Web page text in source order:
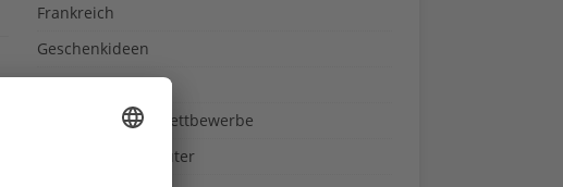
Frankreich
Geschenkideen
Gewinnspiele & Wettbewerbe
Gewürze und Kräuter